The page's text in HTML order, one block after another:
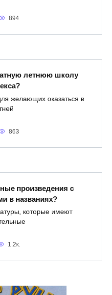
894
летнюю школу
желающих оказаться в
863
произведения с
в названиях?
которые имеют
1.2к.